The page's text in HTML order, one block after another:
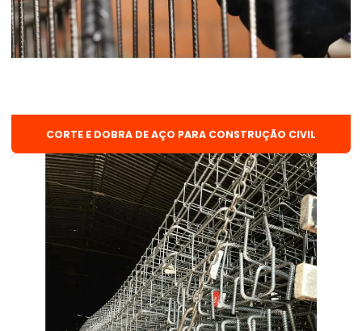
Chapa fina frio preço
Chapa fina quente
Chapa xadrez de ferro
Chapas lisas galvanizadas
Cobertura metálica para galpão
Comprar vergalhão
Corte e dobra de aço
Corte e dobra de aço para construção civil
CORTE E DOBRA DE AÇO PARA CONSTRUÇÃO CIVIL